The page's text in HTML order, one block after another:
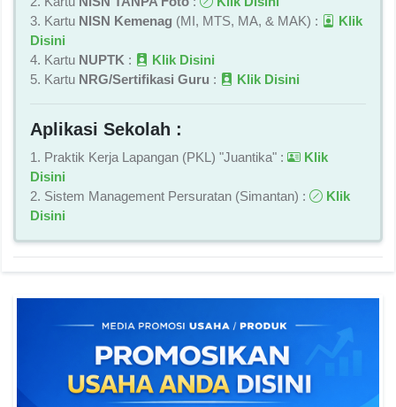
3. Kartu NISN Kemenag (MI, MTS, MA, & MAK) :
Klik
Disini
4. Kartu NUPTK :
Klik Disini
5. Kartu NRG/Sertifikasi Guru : Klik Disini
Aplikasi Sekolah :
1. Praktik Kerja Lapangan (PKL) "Juantika" :
Klik
Disini
2. Sistem Management Persuratan (Simantan) :
Klik
Disini